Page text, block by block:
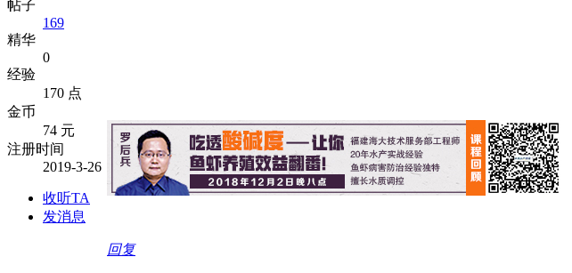
帖子
169
精华
0
经验
170 点
金币
74 元
注册时间
2019-3-26
收听TA
发消息
回复